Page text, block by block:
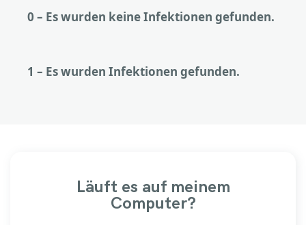
0 – Es wurden keine Infektionen gefunden.
1 – Es wurden Infektionen gefunden.
Läuft es auf meinem
Computer?